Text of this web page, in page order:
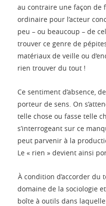
au contraire une façon de
ordinaire pour l’acteur
peu – ou beaucoup – de
trouver ce genre de
matériaux de veille ou
rien trouver du tout !
Ce sentiment d’absence,
porteur de sens. On
telle chose ou fasse telle
s’interrogeant sur ce
peut parvenir à la
Le « rien » devient ainsi
À condition d’accorder du
domaine de la sociologie
boîte à outils dans